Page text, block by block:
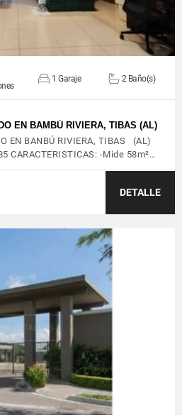
1 Garaje 2 Baño(s)
EN BAMBÚ RIVIERA, TIBAS (AL)
EN BANBÚ RIVIERA, TIBAS (AL)
CARACTERISTICAS: -Mide 58m²…
DETALLE
DETALLES